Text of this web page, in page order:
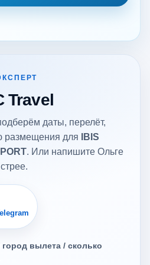
Travel
даты, перелёт,
размещения для
IBIS
. Или напишите Ольге
вылета / сколько